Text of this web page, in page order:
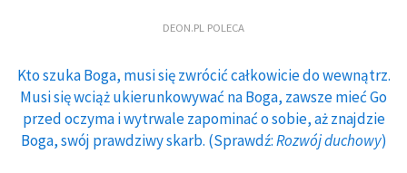
DEON.PL POLECA
Kto szuka Boga, musi się zwrócić całkowicie do wewnątrz.
Musi się wciąż ukierunkowywać na Boga, zawsze mieć Go
przed oczyma i wytrwale zapominać o sobie, aż znajdzie
Boga, swój prawdziwy skarb. (Sprawdź:Rozwój duchowy)